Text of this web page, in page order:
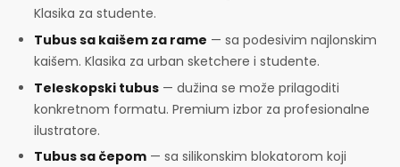
Klasika za studente.
Tubus sa kaišem za rame — sa podesivim najlonskim
kaišem. Klasika za urban sketchere i studente.
Teleskopski tubus — dužina se može prilagoditi
konkretnom formatu. Premium izbor za profesionalne
ilustratore.
Tubus sa čepom — sa silikonskim blokatorom koji